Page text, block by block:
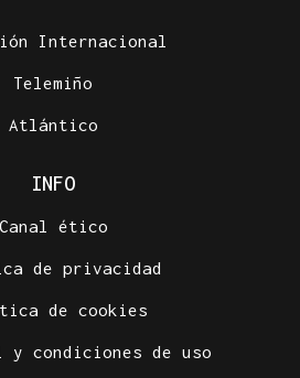
Internacional
Telemiño
Atlántico
INFO
Canal ético
de privacidad
de cookies
y condiciones de uso